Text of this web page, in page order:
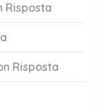
Risposta
Risposta